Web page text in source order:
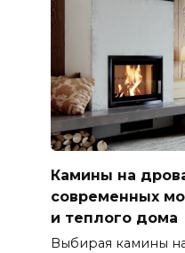
Камины на
современных
и теплого дома
Выбирая камины